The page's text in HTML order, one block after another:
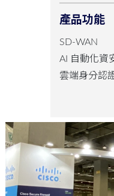
產品功能
SD-WAN
AI 自動化資
雲端身分認